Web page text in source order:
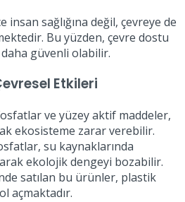
insan sağlığına değil, çevreye de
Bu yüzden, çevre dostu
güvenli olabilir.
Etkileri
ve yüzey aktif maddeler,
ekosisteme zarar verebilir.
su kaynaklarında
ekolojik dengeyi bozabilir.
satılan bu ürünler, plastik
açmaktadır.